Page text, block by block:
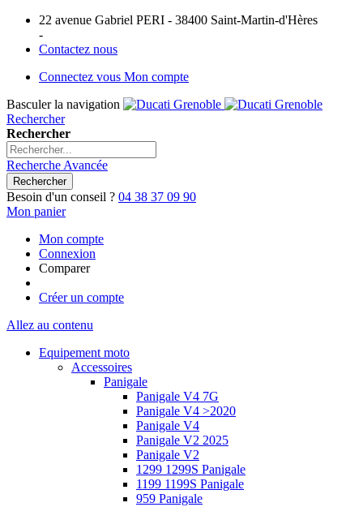
22 avenue Gabriel PERI - 38400 Saint-Martin-d'Hères
-
Contactez nous
Connectez vous Mon compte
Basculer la navigation
Rechercher
Rechercher
Recherche Avancée
Rechercher
Besoin d'un conseil ? 04 38 37 09 90
Mon panier
Mon compte
Connexion
Comparer
Créer un compte
Allez au contenu
Equipement moto
Accessoires
Panigale
Panigale V4 7G
Panigale V4 >2020
Panigale V4
Panigale V2 2025
Panigale V2
1299 1299S Panigale
1199 1199S Panigale
959 Panigale